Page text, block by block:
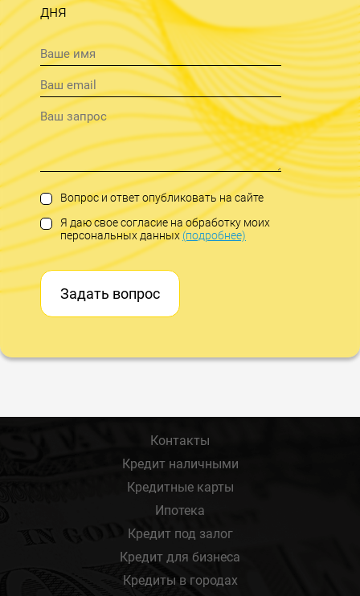
дня
Вопрос и ответ опубликовать на сайте
Я даю свое согласие на обработку моих
персональных данных(подробнее)
Задать вопрос
Контакты
Кредит наличными
Кредитные карты
Ипотека
Кредит под залог
Кредит для бизнеса
Кредиты в городах